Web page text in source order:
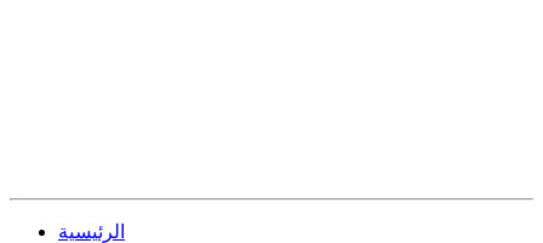
الرئيسية